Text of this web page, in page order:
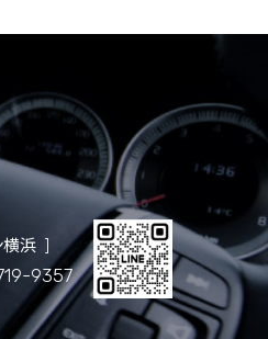
横浜
9357